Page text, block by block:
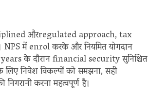
औरregulated approach, tax
में enrol करके और नियमित योगदान
के दौरान financial security सुनिश्चित
निवेश विकल्पों को समझना, सही
करना महत्वपूर्ण है।